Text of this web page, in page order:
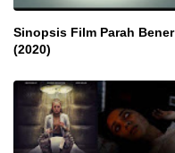
Sinopsis Film Parah Bener
(2020)